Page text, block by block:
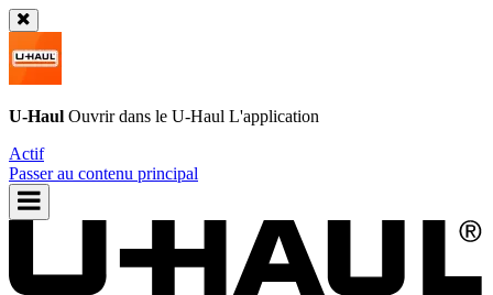
U-Haul Ouvrir dans le U-Haul L'application
Actif
Passer au contenu principal